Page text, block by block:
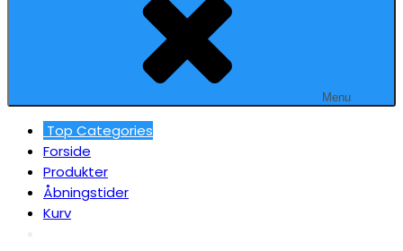
Menu
Top Categories
Forside
Produkter
Åbningstider
Kurv